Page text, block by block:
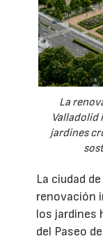
La
Valladolid
jardines
La ciudad
renovación
los jardines
del Paseo